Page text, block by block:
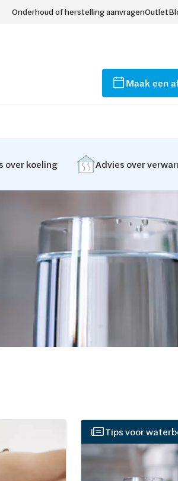
Onderhoud of herstelling aanvragenOutlet
Maak een
over koeling Advies over
Tips voor